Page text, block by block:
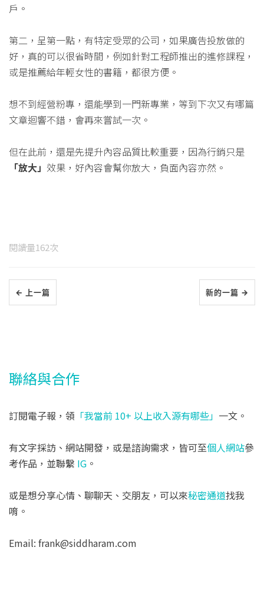
戶。
第二，呈第一點，有特定受眾的公司，如果廣告投放做的
好，真的可以很省時間，例如針對工程師推出的進修課程，
或是推薦給年輕女性的書籍，都很方便。
想不到經營粉專，還能學到一門新專業，等到下次又有哪篇
文章迴響不錯，會再來嘗試一次。
但在此前，還是先提升內容品質比較重要，因為行銷只是
「放大」 效果，好內容會幫你放大，負面內容亦然。
閱讀量162次
← 上一篇 新的一篇 →
聯絡與合作
訂閱電子報，領 「我當前 10+ 以上收入源有哪些」 一文。
有文字採訪、網站開發，或是諮詢需求，皆可至個人網站參
考作品，並聯繫 IG 。
或是想分享心情、聊聊天、交朋友，可以來秘密通道找我
唷。
Email: frank@siddharam.com